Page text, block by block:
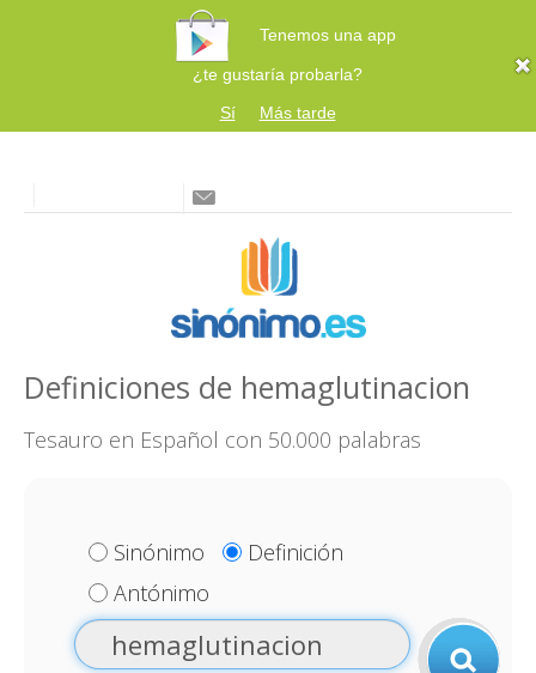
Tenemos una app
¿te gustaría probarla?
Sí
Más tarde
Definiciones de hemaglutinacion
Tesauro en Español con 50.000 palabras
Sinónimo
Definición
Antónimo